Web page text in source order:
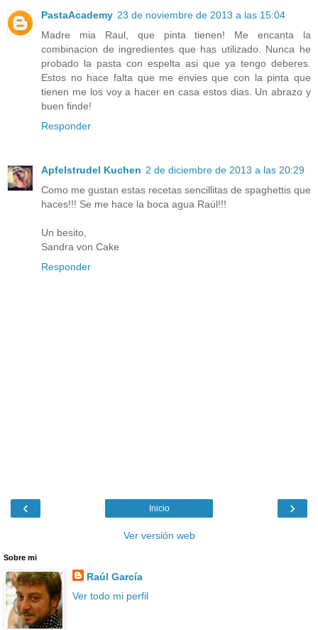
PastaAcademy 23 de noviembre de 2013 a las 15:04
Madre mia Raul, que pinta tienen! Me encanta la
combinacion de ingredientes que has utilizado. Nunca he
probado la pasta con espelta asi que ya tengo deberes.
Estos no hace falta que me envies que con la pinta que
tienen me los voy a hacer en casa estos dias. Un abrazo y
buen finde!
Responder
Apfelstrudel Kuchen 2 de diciembre de 2013 a las 20:29
Como me gustan estas recetas sencillitas de spaghettis que
haces!!! Se me hace la boca agua Raúl!!!
Un besito,
Sandra von Cake
Responder
‹ ›
Inicio
Ver versión web
Sobre mi
Raúl García
Ver todo mi perfil